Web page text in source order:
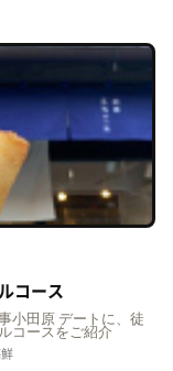
コース
小田原 デートに、徒
コースをご紹介